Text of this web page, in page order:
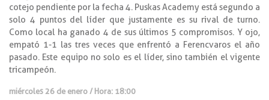
cotejo pendiente por la fecha 4. Puskas Academy está segundo a
solo 4 puntos del líder que justamente es su rival de turno.
Como local ha ganado 4 de sus últimos 5 compromisos. Y ojo,
empató 1-1 las tres veces que enfrentó a Ferencvaros el año
pasado. Este equipo no solo es el líder, sino también el vigente
tricampeón.
miércoles 26 de enero / Hora: 18:00